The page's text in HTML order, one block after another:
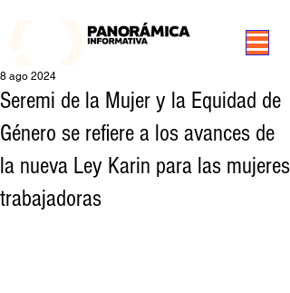
Seremi de la Mujer y la Equidad de
Género se refiere a los avances de
la nueva Ley Karin para las mujeres
trabajadoras
8 ago 2024